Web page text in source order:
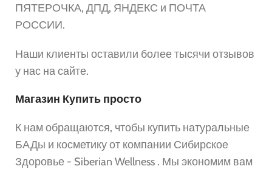
ПЯТЕРОЧКА, ДПД, ЯНДЕКС и ПОЧТА
РОССИИ.
Наши клиенты оставили более тысячи отзывов
у нас на сайте.
Магазин Купить просто
К нам обращаются, чтобы купить натуральные
БАДы и косметику от компании Сибирское
Здоровье - Siberian Wellness . Мы экономим вам